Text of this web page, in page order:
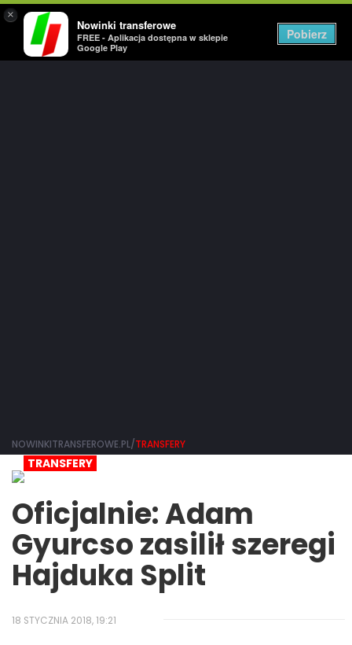
×
Nowinki transferowe
FREE - Aplikacja dostępna w sklepie
Google Play
Pobierz
NOWINKITRANSFEROWE.PL/TRANSFERY
TRANSFERY
Oficjalnie: Adam
Gyurcso zasilił szeregi
Hajduka Split
18 STYCZNIA 2018, 19:21